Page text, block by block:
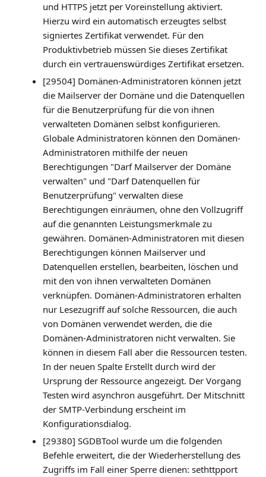
und HTTPS jetzt per Voreinstellung aktiviert.
Hierzu wird ein automatisch erzeugtes selbst
signiertes Zertifikat verwendet. Für den
Produktivbetrieb müssen Sie dieses Zertifikat
durch ein vertrauenswürdiges Zertifikat ersetzen.
[29504] Domänen-Administratoren können jetzt
die Mailserver der Domäne und die Datenquellen
für die Benutzerprüfung für die von ihnen
verwalteten Domänen selbst konfigurieren.
Globale Administratoren können den Domänen-
Administratoren mithilfe der neuen
Berechtigungen "Darf Mailserver der Domäne
verwalten" und "Darf Datenquellen für
Benutzerprüfung" verwalten diese
Berechtigungen einräumen, ohne den Vollzugriff
auf die genannten Leistungsmerkmale zu
gewähren. Domänen-Administratoren mit diesen
Berechtigungen können Mailserver und
Datenquellen erstellen, bearbeiten, löschen und
mit den von ihnen verwalteten Domänen
verknüpfen. Domänen-Administratoren erhalten
nur Lesezugriff auf solche Ressourcen, die auch
von Domänen verwendet werden, die die
Domänen-Administratoren nicht verwalten. Sie
können in diesem Fall aber die Ressourcen testen.
In der neuen Spalte Erstellt durch wird der
Ursprung der Ressource angezeigt. Der Vorgang
Testen wird asynchron ausgeführt. Der Mitschnitt
der SMTP-Verbindung erscheint im
Konfigurationsdialog.
[29380] SGDBTool wurde um die folgenden
Befehle erweitert, die der Wiederherstellung des
Zugriffs im Fall einer Sperre dienen: sethttpport